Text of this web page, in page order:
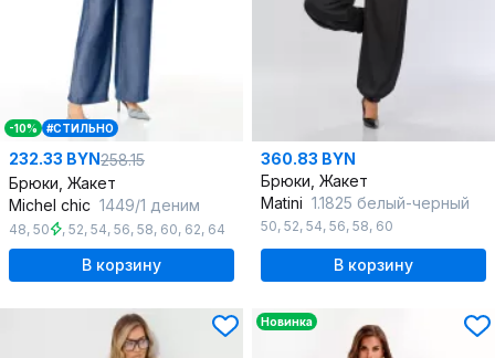
-10% #СТИЛЬНО
232.33 BYN258.15
Брюки, Жакет
Michel chic 1449/1 деним
48, 50 , 52, 54, 56, 58, 60, 62, 64
В корзину
360.83 BYN
Брюки, Жакет
Matini 1.1825 белый-черный
50, 52, 54, 56, 58, 60
В корзину
Новинка